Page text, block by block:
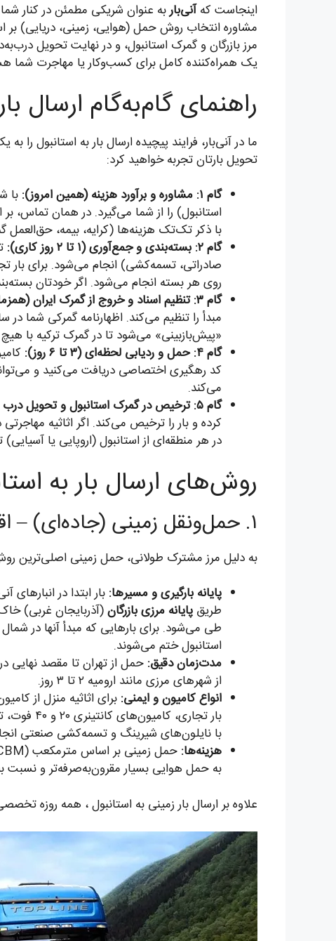
اینجاست کهآنی‌باربه عنوان شریکی مطمئن در کنار شما
مشاوره انتخاب روش حمل (هوایی، زمینی، دریایی) بر
مرز بازرگان و گمرک استانبول، و در نهایت تحویل
یک همراه‌کننده کامل برای کسب‌وکار یا مهاجرت شما
راهنمای گام‌به‌گام ارسال
تحویل بارتان تجربه خواهید کرد:
گام ۱: مشاوره و برآورد هزینه (همین امروز):
استانبول) را از شما می‌گیرد. در همان
با ذکر تک‌تک هزینه‌ها (کرایه، بیمه،
گام ۲: بسته‌بندی و جمع‌آوری (۱ تا ۲ روز کاری):
روی هر بسته انجام می‌شود. اگر خودتان
گام ۳: تنظیم اسناد و خروج از گمرک ایران (همزمان با گام ۲):
«پیش‌بازبینی» می‌شود تا در گمرک ترکیه با
گام ۴: حمل و ردیابی لحظه‌ای (۳ تا ۶ روز):
می‌کند.
گام ۵: ترخیص در گمرک استانبول و تحویل درب منزل:
کرده و بار را ترخیص می‌کند. اگر اثاثیه
در هر منطقه‌ای از استانبول (اروپایی یا
روش‌های ارسال بار به
۱. حمل‌ونقل زمینی (جاده‌ای) – اقتصادی‌ترین و پرکاربردترین راه
به دلیل مرز مشترک طولانی، حمل زمینی اصلی‌ترین
پایانه بارگیری و مسیرها:
طریق پایانه مرزی بازرگان(آذربایجان غربی)
طی می‌شود. برای بارهایی که مبدأ آنها در
استانبول ختم می‌شوند.
مدت‌زمان دقیق: حمل از تهران تا مقصد نهایی
از شهرهای مرزی مانند ارومیه ۲ تا ۳ روز.
انواع کامیون و ایمنی: برای اثاثیه منزل از
بار
با نایلون‌های شیرینگ و تسمه‌کشی صنعتی
هزینه‌ها:
به حمل هوایی بسیار مقرون‌به‌صرفه‌تر و نسبت به
علاوه بر ارسال بار زمینی به استانبول ، همه روزه